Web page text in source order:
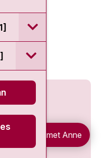
open / sluit
open / sluit
Chat met Anne